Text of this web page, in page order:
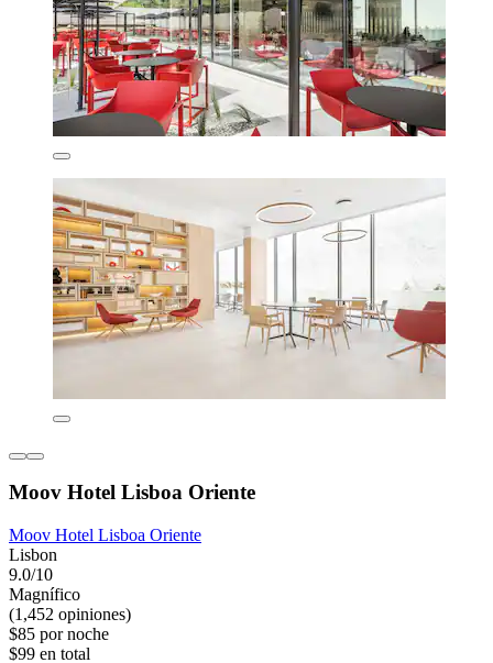
Moov Hotel Lisboa Oriente
Moov Hotel Lisboa Oriente
Lisbon
9.0/10
Magnífico
(1,452 opiniones)
$85 por noche
$99 en total